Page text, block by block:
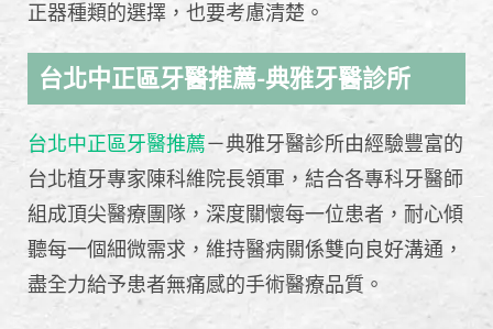
正器種類的選擇，也要考慮清楚。
台北中正區牙醫推薦-典雅牙醫診所
台北中正區牙醫推薦－典雅牙醫診所由經驗豐富的
台北植牙專家陳科維院長領軍，結合各專科牙醫師
組成頂尖醫療團隊，深度關懷每一位患者，耐心傾
聽每一個細微需求，維持醫病關係雙向良好溝通，
盡全力給予患者無痛感的手術醫療品質。